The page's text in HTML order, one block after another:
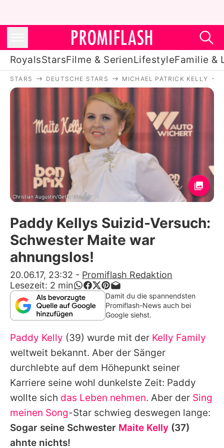
RoyalsStarsFilme & SerienLifestyleFamilie &
Royals
Stars
Filme & Serien
Lifestyle
Promiflash Exklusiv
Alle Themen auf Promiflash
App runterladen
Team
Redaktionelle Richtlinien
Impressum
Datenschutzerklärung
Nutzungsbedingungen
Utiq verwalten
STARS DEUTSCHE STARS MICHAEL PATRICK KELLY
Christian Augustin/Getty Images
Paddy Kellys Suizid-Versuch:
Schwester Maite war
ahnungslos!
20.06.17, 23:32 - Promiflash Redaktion
Lesezeit: 2 min
Damit du die spannendsten
Promiflash-News auch bei
Google siehst.
Paddy Kelly (39) wurde mit der Kelly Family
weltweit bekannt. Aber der Sänger
durchlebte auf dem Höhepunkt seiner
Karriere seine wohl dunkelste Zeit: Paddy
wollte sich das Leben nehmen. Aber der Sing
meinen Song-Star schwieg deswegen lange:
Sogar seine Schwester Maite Kelly (37)
ahnte nichts!